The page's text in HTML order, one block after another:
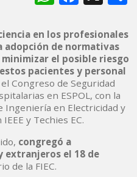
en los profesionales
adopción de normativas
el posible riesgo
pacientes y personal
Congreso de Seguridad
en ESPOL, con la
Ingeniería en Electricidad y
y Techies EC.
congregó a
extranjeros el 18 de
de la FIEC.